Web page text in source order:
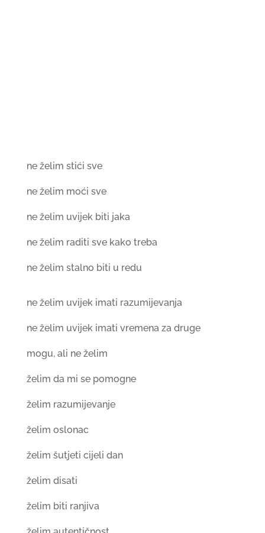
ne želim stići sve
ne želim moći sve
ne želim uvijek biti jaka
ne želim raditi sve kako treba
ne želim stalno biti u redu
ne želim uvijek imati razumijevanja
ne želim uvijek imati vremena za druge
mogu, ali ne želim
želim da mi se pomogne
želim razumijevanje
želim oslonac
želim šutjeti cijeli dan
želim disati
želim biti ranjiva